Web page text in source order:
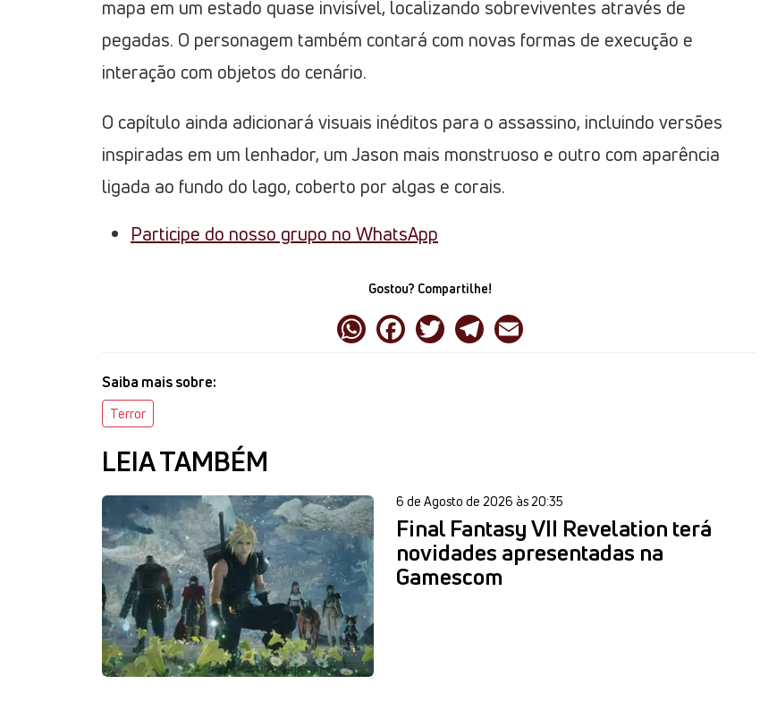
mapa em um estado quase invisível, localizando sobreviventes através de
pegadas. O personagem também contará com novas formas de execução e
interação com objetos do cenário.
O capítulo ainda adicionará visuais inéditos para o assassino, incluindo versões
inspiradas em um lenhador, um Jason mais monstruoso e outro com aparência
ligada ao fundo do lago, coberto por algas e corais.
Participe do nosso grupo no WhatsApp
Gostou? Compartilhe!
Saiba mais sobre:
Terror
LEIA TAMBÉM
6 de Agosto de 2026 às 20:35
Final Fantasy VII Revelation terá
novidades apresentadas na
Gamescom